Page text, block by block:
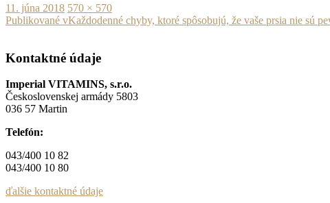
Publikované
11. júna 2018 Plná
veľkosť
570 × 570
Navigácia
článku
Publikované vKaždodenné chyby, ktoré spôsobujú, že vaše prsia nie sú
Kontaktné údaje
Imperial VITAMINS, s.r.o.
Československej armády 5803
036 57 Martin
Telefón:
043/400 10 82
043/400 10 80
ďalšie kontaktné údaje